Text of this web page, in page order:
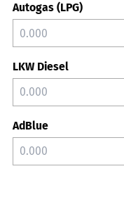
Autogas (LPG)
LKW Diesel
AdBlue